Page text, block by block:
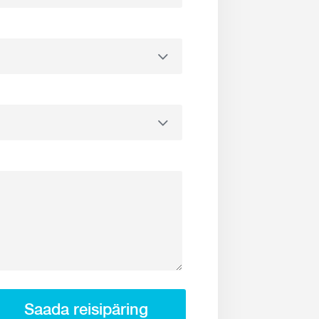
Saada reisipäring